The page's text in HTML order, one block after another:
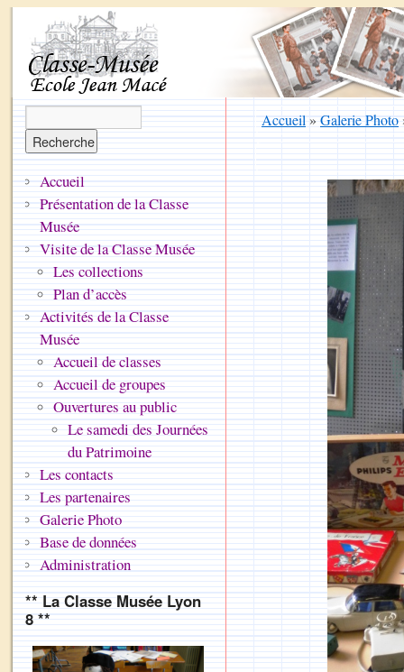
Accueil»Galerie Photo
Accueil
Présentation de la Classe
Musée
Visite de la Classe Musée
Les collections
Plan d’accès
Activités de la Classe
Musée
Accueil de classes
Accueil de groupes
Ouvertures au public
Le samedi des Journées
du Patrimoine
Les contacts
Les partenaires
Galerie Photo
Base de données
Administration
** La Classe Musée Lyon
8 **